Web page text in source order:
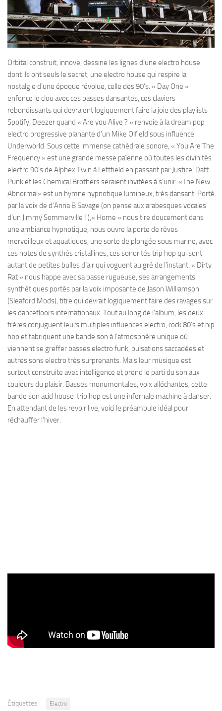
Orbital construit, innove, dessine les lignes d’une electro house
dont ils ont seuls le secret, une electro house qui respire la
nostalgie d’une époque révolue, celle des 90’s. « Day One »
enfonce le clou avec ces basses dansantes, ces claviers
rebondissants qui devraient logiquement faire la joie des playlists
Spotify, Deezer quand « Are you Alive ? » renvoie à la dream pop
electro progressive planante d’un Mike Olfield sous influence
Underworld. Sous cette immense cathédrale sonore, « You Are The
Frequency » est une grande messe païenne où toutes les divinités
electro 90’s de Alphex Twin à Leftfield en passant par Justice, Daft
Punk et les Chemical Brothers seraient invitées à s’unir. «The New
Abnormal» est un hymne hypnotique lumineux, très dansant. Porté
par la voix de d’Anna B Savage (on pense aux arabesques vocales
d’un Jimmy Sommerville ! ),« Home » nous tire doucement dans
une ambiance hypnotique, nous ouvre la porte de rêves
merveilleux et aquatiques, une sorte de plongée sous marine, avec
ces notes de synthés cristallines, ces sonorités trip hop qui sont
autant de petites bulles d’air qui voguent au gré de l’instant. « Dirty
Rat » nous happe avec sa basse rugueuse, ses arrangements
synthétiques portés par la voix imposante de Jason Williamson
(Sleaford Mods), titre qui devrait logiquement faire des ravages sur
les dancefloors internationaux. Tout au long de l’album, les deux
frères conjuguent leurs multiples influences electro, rock 80’s et hip
hop et fabriquent une bande son à l’atmosphère unique où
viennent se greffer basses electro funk, pulsations saccadées et
autres sons electro très surprenants. Mais leur musique est
surtout construite avec intelligence et prend le parti du son aux
couleurs du plaisir. Basses monumentales, voix alléchantes, cette
bande son acid house trip hop est une infernale machine à danser.
En attendant de les revoir live, voici le préambule idéal pour
réchauffer l’hiver.
Étiquettes : Electro